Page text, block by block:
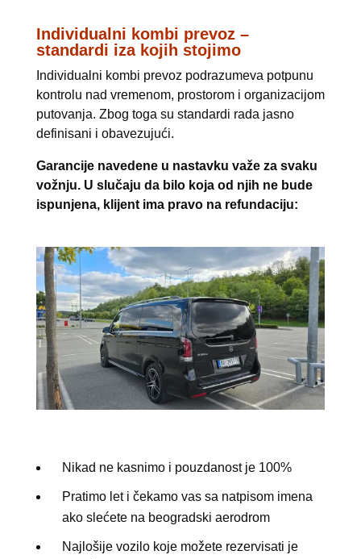
Individualni kombi prevoz –
standardi iza kojih stojimo
Individualni kombi prevoz podrazumeva potpunu
kontrolu nad vremenom, prostorom i organizacijom
putovanja. Zbog toga su standardi rada jasno
definisani i obavezujući.
Garancije navedene u nastavku važe za svaku
vožnju. U slučaju da bilo koja od njih ne bude
ispunjena, klijent ima pravo na refundaciju:
Nikad ne kasnimo i pouzdanost je 100%
Pratimo let i čekamo vas sa natpisom imena
ako slećete na beogradski aerodrom
Najlošije vozilo koje možete rezervisati je